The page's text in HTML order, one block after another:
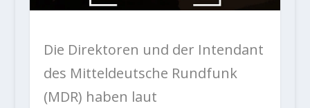
Die Direktoren und der Intendant
des Mitteldeutsche Rundfunk
(MDR) haben laut